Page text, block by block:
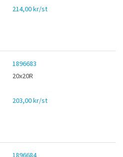
214,00 kr/st
1896683
20x20R
203,00 kr/st
1896684